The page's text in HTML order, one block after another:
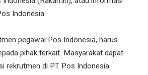
Indonesia.
pegawai Pos Indonesia, harus
pihak terkait. Masyarakat dapat
rekrutmen di PT Pos Indonesia